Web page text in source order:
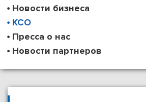
Новости бизнеса
КСО
Пресса о нас
Новости партнеров